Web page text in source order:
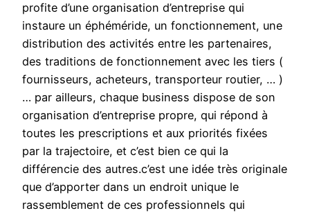
profite d’une organisation d’entreprise qui
instaure un éphéméride, un fonctionnement, une
distribution des activités entre les partenaires,
des traditions de fonctionnement avec les tiers (
fournisseurs, acheteurs, transporteur routier, … )
… par ailleurs, chaque business dispose de son
organisation d’entreprise propre, qui répond à
toutes les prescriptions et aux priorités fixées
par la trajectoire, et c’est bien ce qui la
différencie des autres.c’est une idée très originale
que d’apporter dans un endroit unique le
rassemblement de ces professionnels qui